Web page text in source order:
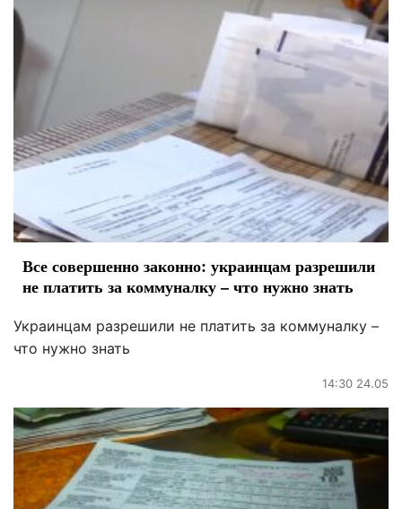
Все совершенно законно: украинцам разрешили
не платить за коммуналку – что нужно знать
Украинцам разрешили не платить за коммуналку –
что нужно знать
14:30 24.05